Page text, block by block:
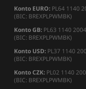
Konto EURO: PL64 1140
(BIC: BREXPLPWMBK)
Konto GB: PL63 1140
(BIC: BREXPLPWMBK)
Konto USD: PL37 1140
(BIC: BREXPLPWMBK)
Konto CZK: PL02 1140
(BIC: BREXPLPWMBK)